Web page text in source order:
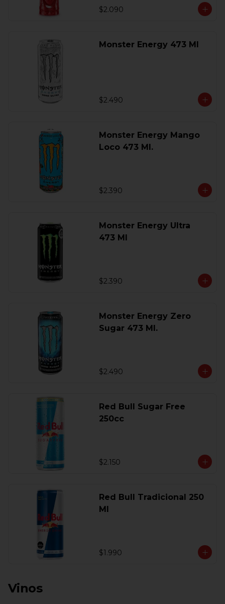
$2.090
Monster Energy 473 Ml
$2.490
Monster Energy Mango
Loco 473 Ml.
$2.390
Monster Energy Ultra
473 Ml
$2.390
Monster Energy Zero
Sugar 473 Ml.
$2.490
Red Bull Sugar Free
250cc
$2.150
Red Bull Tradicional 250
Ml
$1.990
Vinos